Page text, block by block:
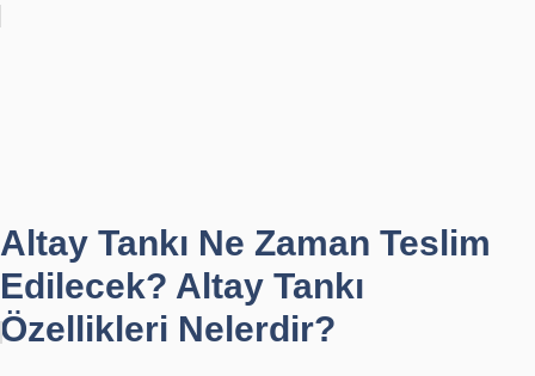
Altay Tankı Ne Zaman Teslim
Edilecek? Altay Tankı
Özellikleri Nelerdir?